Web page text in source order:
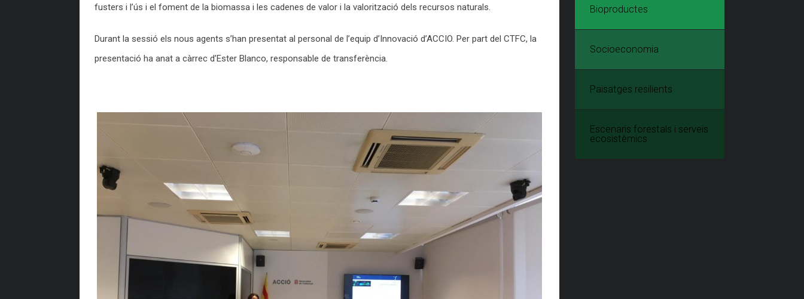
fusters i l’ús i el foment de la biomassa i les cadenes de valor i la valorització dels recursos naturals.
Durant la sessió els nous agents s’han presentat al personal de l’equip d’Innovació d’ACCIO. Per part del CTFC, la
presentació ha anat a càrrec d’Ester Blanco, responsable de transferència.
Bioproductes
Socioeconomia
Paisatges resilients
Escenaris forestals i serveis
ecosistèmics